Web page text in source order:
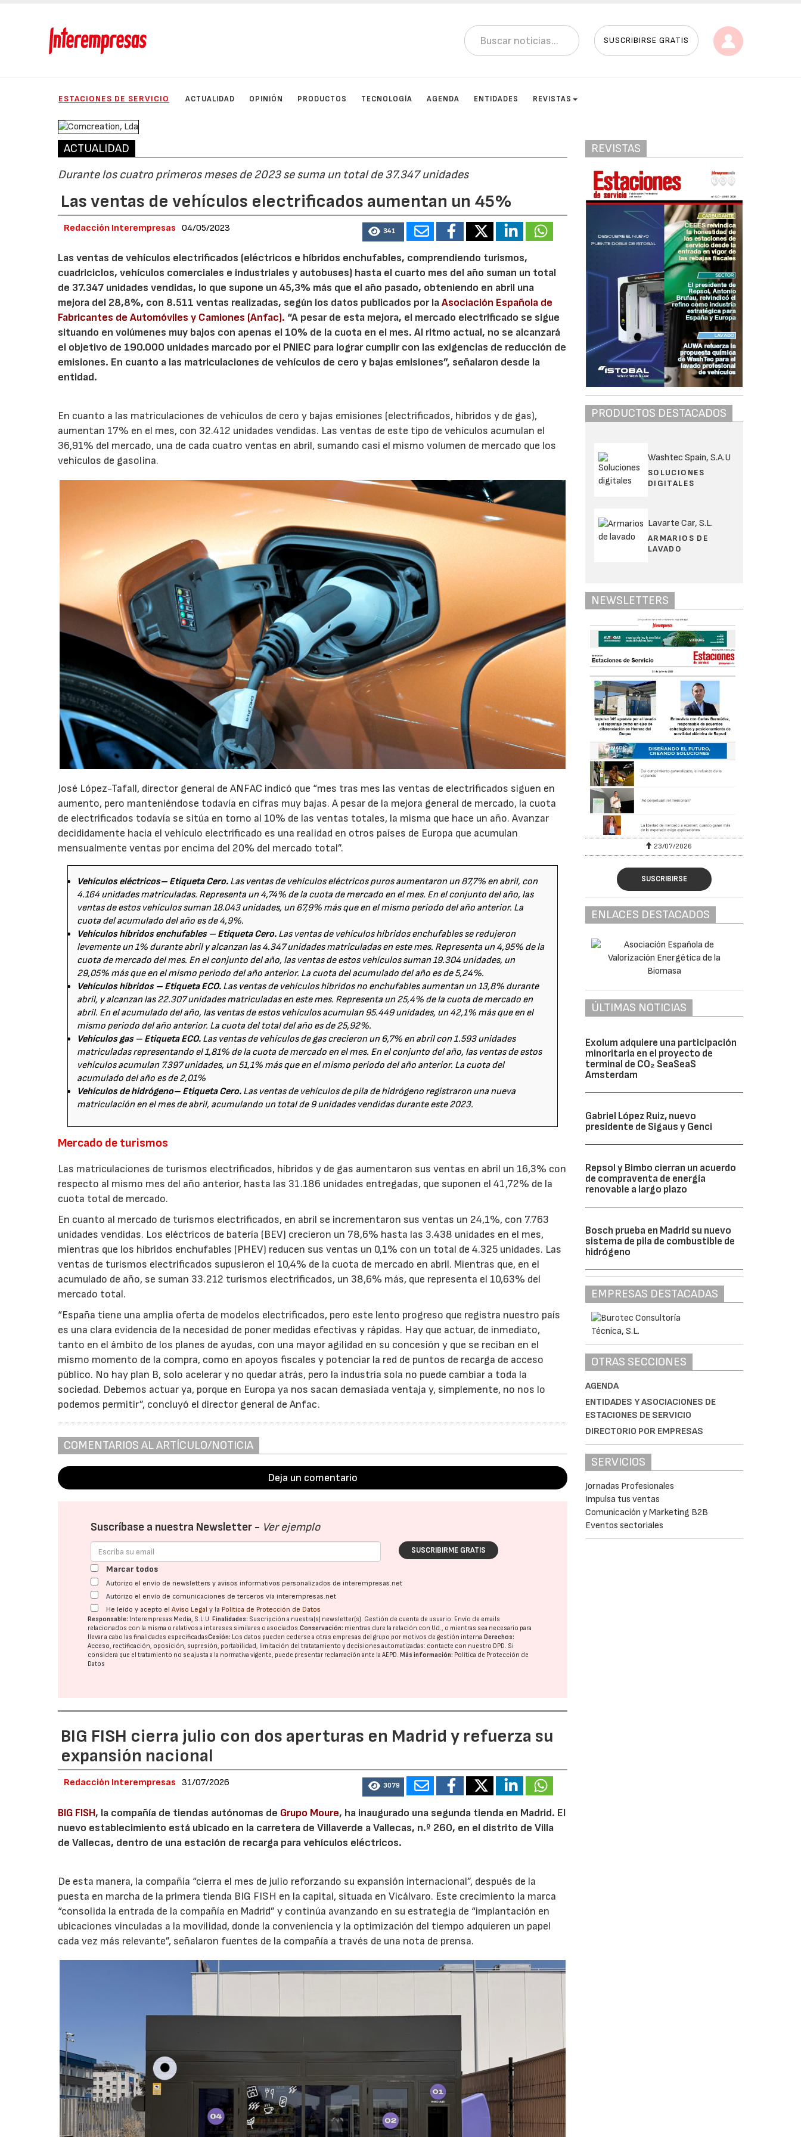
SUSCRIBIRSE GRATIS
ESTACIONES DE SERVICIO ACTUALIDAD OPINIÓN PRODUCTOS TECNOLOGÍA AGENDA ENTIDADES REVISTAS
ACTUALIDAD
Durante los cuatro primeros meses de 2023 se suma un total de 37.347 unidades
Las ventas de vehículos electrificados aumentan un 45%
Redacción Interempresas 04/05/2023 341
Las ventas de vehículos electrificados (eléctricos e híbridos enchufables, comprendiendo turismos,
cuadriciclos, vehículos comerciales e industriales y autobuses) hasta el cuarto mes del año suman un total
de 37.347 unidades vendidas, lo que supone un 45,3% más que el año pasado, obteniendo en abril una
mejora del 28,8%, con 8.511 ventas realizadas, según los datos publicados por laAsociación Española de
Fabricantes de Automóviles y Camiones (Anfac). “A pesar de esta mejora, el mercado electrificado se sigue
situando en volúmenes muy bajos con apenas el 10% de la cuota en el mes. Al ritmo actual, no se alcanzará
el objetivo de 190.000 unidades marcado por el PNIEC para lograr cumplir con las exigencias de reducción de
emisiones. En cuanto a las matriculaciones de vehículos de cero y bajas emisiones”, señalaron desde la
entidad.
En cuanto a las matriculaciones de vehículos de cero y bajas emisiones (electrificados, híbridos y de gas),
aumentan 17% en el mes, con 32.412 unidades vendidas. Las ventas de este tipo de vehículos acumulan el
36,91% del mercado, una de cada cuatro ventas en abril, sumando casi el mismo volumen de mercado que los
vehículos de gasolina.
José López-Tafall, director general de ANFAC indicó que “mes tras mes las ventas de electrificados siguen en
aumento, pero manteniéndose todavía en cifras muy bajas. A pesar de la mejora general de mercado, la cuota
de electrificados todavía se sitúa en torno al 10% de las ventas totales, la misma que hace un año. Avanzar
decididamente hacia el vehículo electrificado es una realidad en otros países de Europa que acumulan
mensualmente ventas por encima del 20% del mercado total”.
Vehículos eléctricos– Etiqueta Cero. Las ventas de vehículos eléctricos puros aumentaron un 87,7% en abril, con
4.164 unidades matriculadas. Representa un 4,74% de la cuota de mercado en el mes. En el conjunto del año, las
ventas de estos vehículos suman 18.043 unidades, un 67,9% más que en el mismo periodo del año anterior. La
cuota del acumulado del año es de 4,9%.
Vehículos híbridos enchufables – Etiqueta Cero. Las ventas de vehículos híbridos enchufables se redujeron
levemente un 1% durante abril y alcanzan las 4.347 unidades matriculadas en este mes. Representa un 4,95% de la
cuota de mercado del mes. En el conjunto del año, las ventas de estos vehículos suman 19.304 unidades, un
29,05% más que en el mismo periodo del año anterior. La cuota del acumulado del año es de 5,24%.
Vehículos híbridos – Etiqueta ECO. Las ventas de vehículos híbridos no enchufables aumentan un 13,8% durante
abril, y alcanzan las 22.307 unidades matriculadas en este mes. Representa un 25,4% de la cuota de mercado en
abril. En el acumulado del año, las ventas de estos vehículos acumulan 95.449 unidades, un 42,1% más que en el
mismo periodo del año anterior. La cuota del total del año es de 25,92%.
Vehículos gas – Etiqueta ECO. Las ventas de vehículos de gas crecieron un 6,7% en abril con 1.593 unidades
matriculadas representando el 1,81% de la cuota de mercado en el mes. En el conjunto del año, las ventas de estos
vehículos acumulan 7.397 unidades, un 51,1% más que en el mismo periodo del año anterior. La cuota del
acumulado del año es de 2,01%
Vehículos de hidrógeno– Etiqueta Cero. Las ventas de vehículos de pila de hidrógeno registraron una nueva
matriculación en el mes de abril, acumulando un total de 9 unidades vendidas durante este 2023.
Mercado de turismos
Las matriculaciones de turismos electrificados, híbridos y de gas aumentaron sus ventas en abril un 16,3% con
respecto al mismo mes del año anterior, hasta las 31.186 unidades entregadas, que suponen el 41,72% de la
cuota total de mercado.
En cuanto al mercado de turismos electrificados, en abril se incrementaron sus ventas un 24,1%, con 7.763
unidades vendidas. Los eléctricos de batería (BEV) crecieron un 78,6% hasta las 3.438 unidades en el mes,
mientras que los híbridos enchufables (PHEV) reducen sus ventas un 0,1% con un total de 4.325 unidades. Las
ventas de turismos electrificados supusieron el 10,4% de la cuota de mercado en abril. Mientras que, en el
acumulado de año, se suman 33.212 turismos electrificados, un 38,6% más, que representa el 10,63% del
mercado total.
“España tiene una amplia oferta de modelos electrificados, pero este lento progreso que registra nuestro país
es una clara evidencia de la necesidad de poner medidas efectivas y rápidas. Hay que actuar, de inmediato,
tanto en el ámbito de los planes de ayudas, con una mayor agilidad en su concesión y que se reciban en el
mismo momento de la compra, como en apoyos fiscales y potenciar la red de puntos de recarga de acceso
público. No hay plan B, solo acelerar y no quedar atrás, pero la industria sola no puede cambiar a toda la
sociedad. Debemos actuar ya, porque en Europa ya nos sacan demasiada ventaja y, simplemente, no nos lo
podemos permitir”, concluyó el director general de Anfac.
COMENTARIOS AL ARTÍCULO/NOTICIA
Deja un comentario
Suscríbase a nuestra Newsletter - Ver ejemplo
SUSCRIBIRME GRATIS
Marcar todos
Autorizo el envío de newsletters y avisos informativos personalizados de interempresas.net
Autorizo el envío de comunicaciones de terceros vía interempresas.net
He leído y acepto elAviso Legal y la Política de Protección de Datos
Responsable: Interempresas Media, S.L.U. Finalidades: Suscripción a nuestra(s) newsletter(s). Gestión de cuenta de usuario. Envío de emails
relacionados con la misma o relativos a intereses similares o asociados.Conservación: mientras dure la relación con Ud., o mientras sea necesario para
llevar a cabo las finalidades especificadasCesión: Los datos pueden cederse a otras empresas del grupo por motivos de gestión interna. Derechos:
Acceso, rectificación, oposición, supresión, portabilidad, limitación del tratatamiento y decisiones automatizadas: contacte con nuestro DPD. Si
considera que el tratamiento no se ajusta a la normativa vigente, puede presentar reclamación ante laAEPD. Más información: Política de Protección de
Datos
BIG FISH cierra julio con dos aperturas en Madrid y refuerza su
expansión nacional
Redacción Interempresas 31/07/2026 3079
BIG FISH, la compañía de tiendas autónomas de Grupo Moure, ha inaugurado una segunda tienda en Madrid. El
nuevo establecimiento está ubicado en la carretera de Villaverde a Vallecas, n.º 260, en el distrito de Villa
de Vallecas, dentro de una estación de recarga para vehículos eléctricos.
De esta manera, la compañía “cierra el mes de julio reforzando su expansión internacional”, después de la
puesta en marcha de la primera tienda BIG FISH en la capital, situada en Vicálvaro. Este crecimiento la marca
“consolida la entrada de la compañía en Madrid” y continúa avanzando en su estrategia de “implantación en
ubicaciones vinculadas a la movilidad, donde la conveniencia y la optimización del tiempo adquieren un papel
cada vez más relevante”, señalaron fuentes de la compañía a través de una nota de prensa.
REVISTAS
PRODUCTOS DESTACADOS
Washtec Spain, S.A.U
SOLUCIONES
DIGITALES
Lavarte Car, S.L.
ARMARIOS DE
LAVADO
NEWSLETTERS
23/07/2026 23/07/2026
SUSCRIBIRSE
ENLACES DESTACADOS
ÚLTIMAS NOTICIAS
Exolum adquiere una participación
minoritaria en el proyecto de
terminal de CO₂ SeaSeaS
Amsterdam
Gabriel López Ruiz, nuevo
presidente de Sigaus y Genci
Repsol y Bimbo cierran un acuerdo
de compraventa de energía
renovable a largo plazo
Bosch prueba en Madrid su nuevo
sistema de pila de combustible de
hidrógeno
EMPRESAS DESTACADAS
OTRAS SECCIONES
AGENDA
ENTIDADES Y ASOCIACIONES DE
ESTACIONES DE SERVICIO
DIRECTORIO POR EMPRESAS
SERVICIOS
Jornadas Profesionales
Impulsa tus ventas
Comunicación y Marketing B2B
Eventos sectoriales